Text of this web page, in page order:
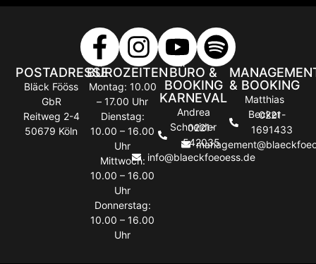
POSTADRESSE
Bläck Fööss
GbR
Reitweg 2-4
50679 Köln
BÜROZEITEN
Montag: 10.00
– 17.00 Uhr
Dienstag:
10.00 – 16.00
Uhr
Mittwoch:
10.00 – 16.00
Uhr
Donnerstag:
10.00 – 16.00
Uhr
BÜRO &
BOOKING
KARNEVAL
Andrea
Schneider
0221-
542035
info@blaeckfoeoess.de
& BOOKING
Matthias
Becker
0221-
1691433